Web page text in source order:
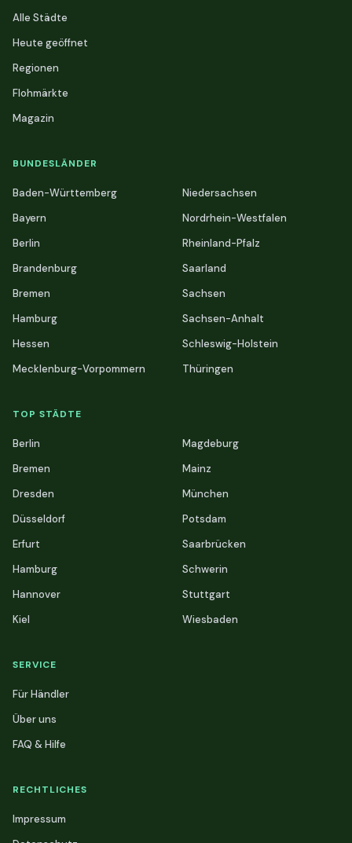
Alle Städte
Heute geöffnet
Regionen
Flohmärkte
Magazin
BUNDESLÄNDER
Baden-Württemberg
Bayern
Berlin
Brandenburg
Bremen
Hamburg
Hessen
Mecklenburg-Vorpommern
Niedersachsen
Nordrhein-Westfalen
Rheinland-Pfalz
Saarland
Sachsen
Sachsen-Anhalt
Schleswig-Holstein
Thüringen
TOP STÄDTE
Berlin
Bremen
Dresden
Düsseldorf
Erfurt
Hamburg
Hannover
Kiel
Magdeburg
Mainz
München
Potsdam
Saarbrücken
Schwerin
Stuttgart
Wiesbaden
SERVICE
Für Händler
Über uns
FAQ & Hilfe
RECHTLICHES
Impressum